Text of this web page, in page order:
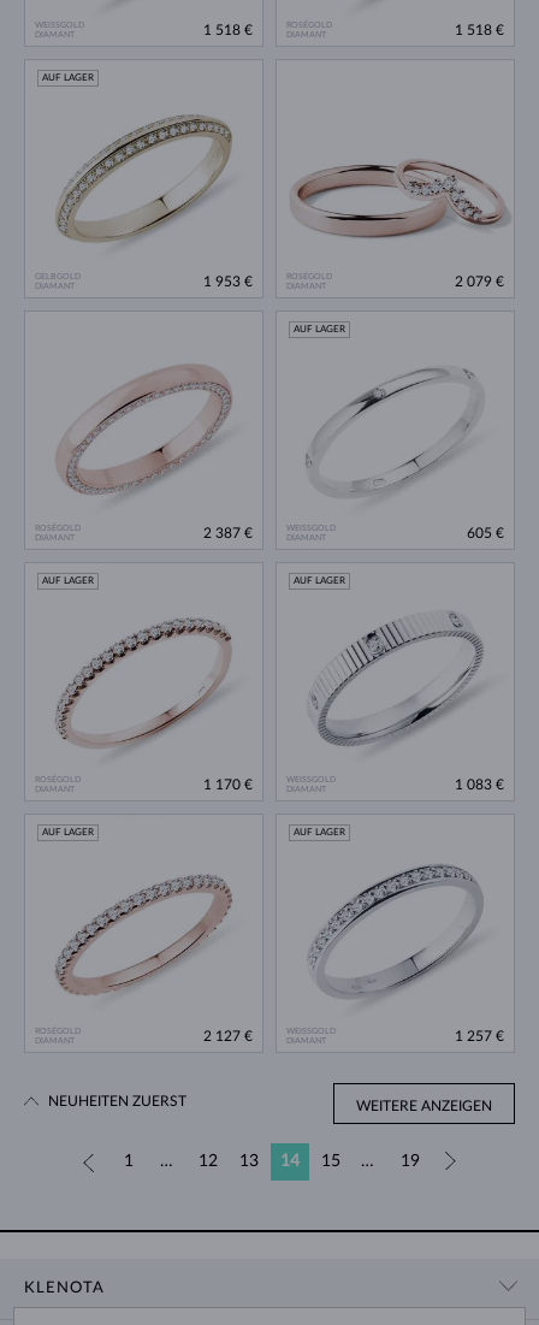
WEISSGOLD
DIAMANT
1 518 €
ROSÉGOLD
DIAMANT
1 518 €
GELBGOLD
DIAMANT
AUF LAGER
1 953 €
ROSÉGOLD
DIAMANT
2 079 €
ROSÉGOLD
DIAMANT
2 387 €
WEISSGOLD
DIAMANT
AUF LAGER
605 €
ROSÉGOLD
DIAMANT
AUF LAGER
1 170 €
WEISSGOLD
DIAMANT
AUF LAGER
1 083 €
ROSÉGOLD
DIAMANT
AUF LAGER
2 127 €
WEISSGOLD
DIAMANT
AUF LAGER
1 257 €
WEITERE ANZEIGEN
1 … 12 13 14 15 … 19
NEUHEITEN ZUERST
KLENOTA